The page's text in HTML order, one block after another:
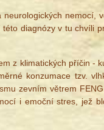
nemocí,
diagnózy v tu chvíli
z klimatických příčin -
konzumace tzv.
zevním větrem
i emoční stres, jež